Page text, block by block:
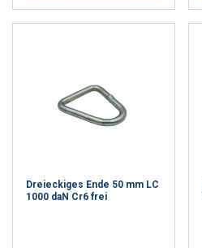
Dreieckiges Ende 50 mm LC
1000 daN Cr6 frei